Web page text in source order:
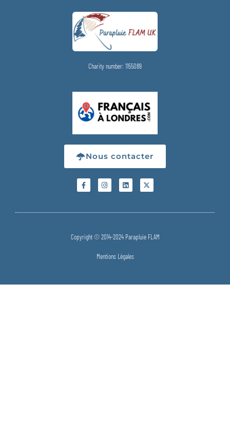
Charity number: 1155089
Nous contacter
Copyright © 2014-2024 Parapluie FLAM
Mentions Légales